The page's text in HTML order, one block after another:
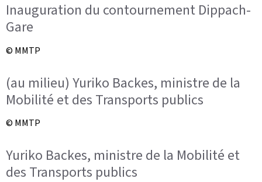
Inauguration du contournement Dippach-
Gare
© MMTP
(au milieu) Yuriko Backes, ministre de la
Mobilité et des Transports publics
© MMTP
Yuriko Backes, ministre de la Mobilité et
des Transports publics